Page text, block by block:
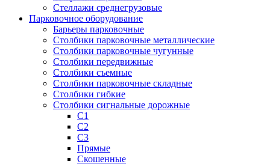
Стеллажи среднегрузовые
Парковочное оборудование
Барьеры парковочные
Столбики парковочные металлические
Столбики парковочные чугунные
Столбики передвижные
Столбики съемные
Столбики парковочные складные
Столбики гибкие
Столбики сигнальные дорожные
С1
С2
С3
Прямые
Скошенные